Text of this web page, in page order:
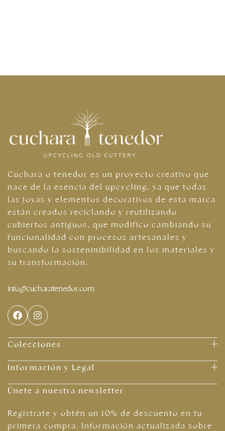
Cuchara o tenedor es un proyecto creativo que
nace de la esencia del upcycling, ya que todas
las joyas y elementos decorativos de esta marca
están creados reciclando y reutilizando
cubiertos antiguos, que modifico cambiando su
funcionalidad con procesos artesanales y
buscando la sosteninibilidad en los materiales y
su transformación.
info@cucharatenedor.com
Colecciones
Información y Legal
Únete a nuestra newsletter
Regístrate y obtén un 10% de descuento en tu
primera compra. Información actualizada sobre